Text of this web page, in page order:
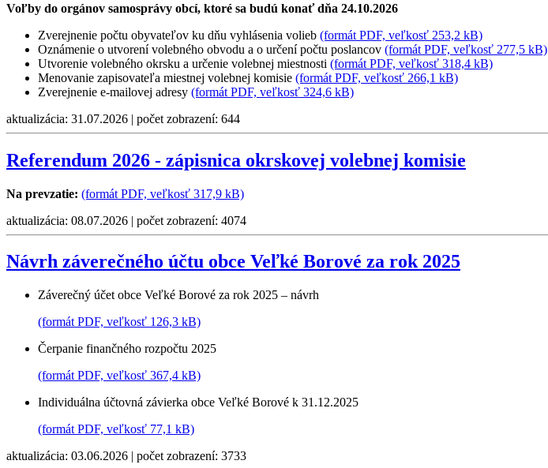
Voľby do orgánov samosprávy obcí, ktoré sa budú konať dňa 24.10.2026
Zverejnenie počtu obyvateľov ku dňu vyhlásenia volieb (formát PDF, veľkosť 253,2 kB)
Oznámenie o utvorení volebného obvodu a o určení počtu poslancov (formát PDF, veľkosť 277,5 kB)
Utvorenie volebného okrsku a určenie volebnej miestnosti (formát PDF, veľkosť 318,4 kB)
Menovanie zapisovateľa miestnej volebnej komisie (formát PDF, veľkosť 266,1 kB)
Zverejnenie e-mailovej adresy (formát PDF, veľkosť 324,6 kB)
aktualizácia: 31.07.2026 | počet zobrazení: 644
Referendum 2026 - zápisnica okrskovej volebnej komisie
Na prevzatie: (formát PDF, veľkosť 317,9 kB)
aktualizácia: 08.07.2026 | počet zobrazení: 4074
Návrh záverečného účtu obce Veľké Borové za rok 2025
Záverečný účet obce Veľké Borové za rok 2025 – návrh
(formát PDF, veľkosť 126,3 kB)
Čerpanie finančného rozpočtu 2025
(formát PDF, veľkosť 367,4 kB)
Individuálna účtovná závierka obce Veľké Borové k 31.12.2025
(formát PDF, veľkosť 77,1 kB)
aktualizácia: 03.06.2026 | počet zobrazení: 3733